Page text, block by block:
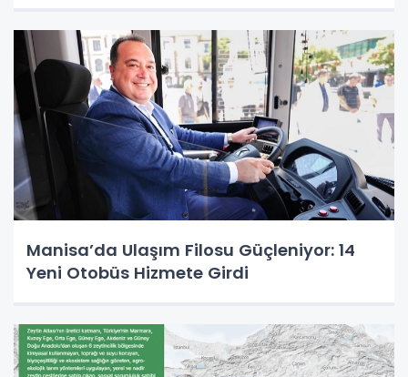
Manisa’da Ulaşım Filosu Güçleniyor: 14
Yeni Otobüs Hizmete Girdi